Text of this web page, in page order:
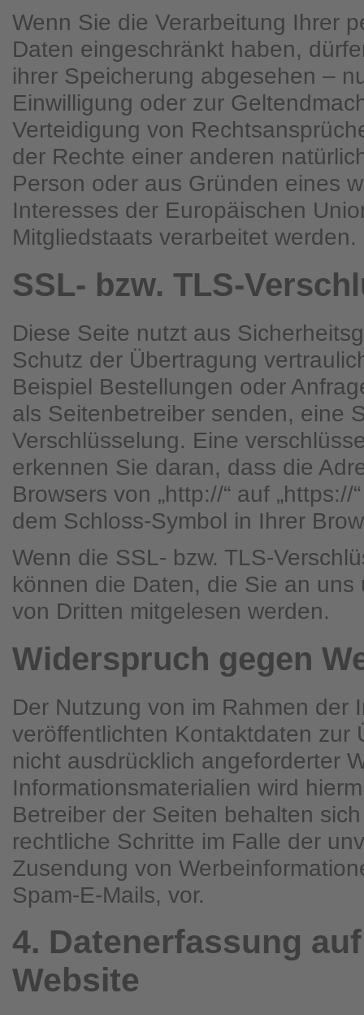
Wenn Sie die Verarbeitung Ihrer
Daten eingeschränkt haben,
ihrer Speicherung abgesehen –
Einwilligung oder zur
Verteidigung von
der Rechte einer anderen
Person oder aus Gründen eines
Interesses der Europäischen
Mitgliedstaats verarbeitet werden.
SSL- bzw. TLS-
Diese Seite nutzt aus
Schutz der Übertragung
Beispiel Bestellungen oder
als Seitenbetreiber senden, eine
Verschlüsselung. Eine
erkennen Sie daran, dass die
Browsers von „http://“ auf
dem Schloss-Symbol in Ihrer
Wenn die SSL- bzw. TLS-
können die Daten, die Sie an uns
von Dritten mitgelesen werden.
Widerspruch gegen
Der Nutzung von im Rahmen der
veröffentlichten Kontaktdaten zur
nicht ausdrücklich angeforderter
Informationsmaterialien wird
Betreiber der Seiten behalten
rechtliche Schritte im Falle der
Zusendung von
Spam-E-Mails, vor.
4. Datenerfassung
Website